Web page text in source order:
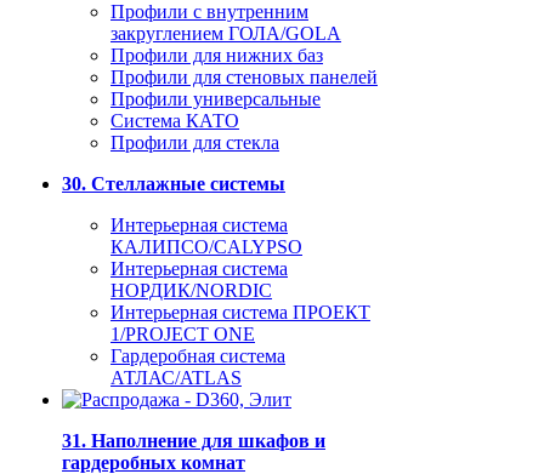
Профили с внутренним
закруглением ГОЛА/GOLA
Профили для нижних баз
Профили для стеновых панелей
Профили универсальные
Система КАТО
Профили для стекла
30. Стеллажные системы
Интерьерная система
КАЛИПСО/CALYPSO
Интерьерная система
НОРДИК/NORDIC
Интерьерная система ПРОЕКТ
1/PROJECT ONE
Гардеробная система
АТЛАС/ATLAS
31. Наполнение для шкафов и
гардеробных комнат